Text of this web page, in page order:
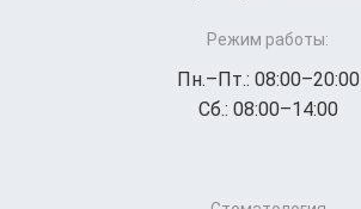
Режим работы:
Пн.–Пт.: 08:00–20:00
Сб.: 08:00–14:00